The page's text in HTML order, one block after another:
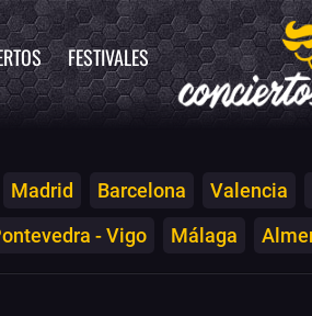
FESTIVALES
Madrid Barcelona Valencia
- Vigo Málaga